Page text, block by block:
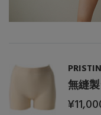
その他(傘・ハ
PERSONAL無縫